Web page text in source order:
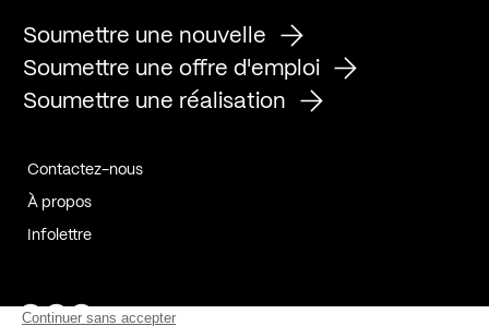
Soumettre une nouvelle
Soumettre une offre d'emploi
Soumettre une réalisation
Contactez-nous
À propos
Infolettre
Page Facebook de Kollectif
Page Instagram de Kollectif
Page Linkedin de Kollectif